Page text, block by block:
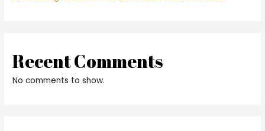
Recent Comments
No comments to show.